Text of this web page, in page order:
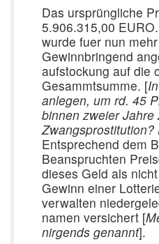
Das ursprüngliche
5.906.315,00
wurde fuer nun
Gewinnbringend
aufstockung auf die
Gesammtsumme. [
anlegen, um rd. 45
binnen zweier Jahre
Entsprechend dem
Beanspruchten
dieses Geld als
Gewinn einer
verwalten
namen versichert [
nirgends genannt].